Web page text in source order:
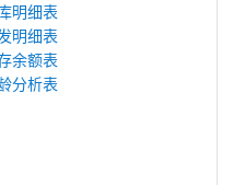
明细表
明细表
余额表
分析表